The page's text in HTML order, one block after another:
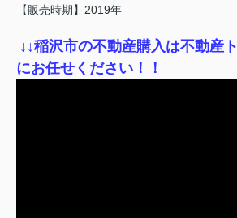
【販売時期】2019年
↓ ↓稲沢市の不動産購入は不動産
にお任せください！！